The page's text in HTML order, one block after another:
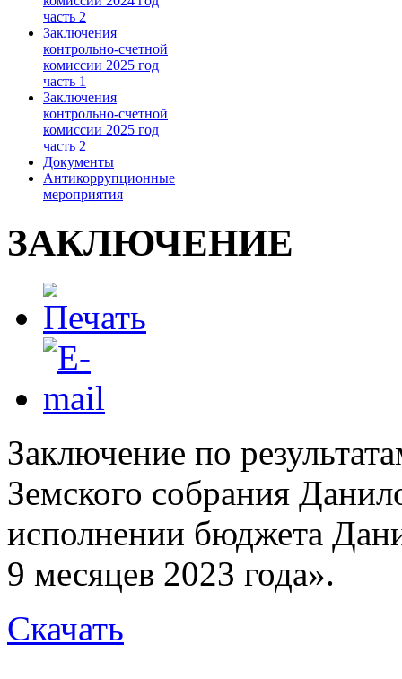
часть 2
Заключения
контрольно-счетной
комиссии 2025 год
часть 1
Заключения
контрольно-счетной
комиссии 2025 год
часть 2
Документы
Антикоррупционные
мероприятия
ЗАКЛЮЧЕНИЕ
Заключение по
Земского собрания
исполнении бюджета
9 месяцев 2023 года».
Скачать